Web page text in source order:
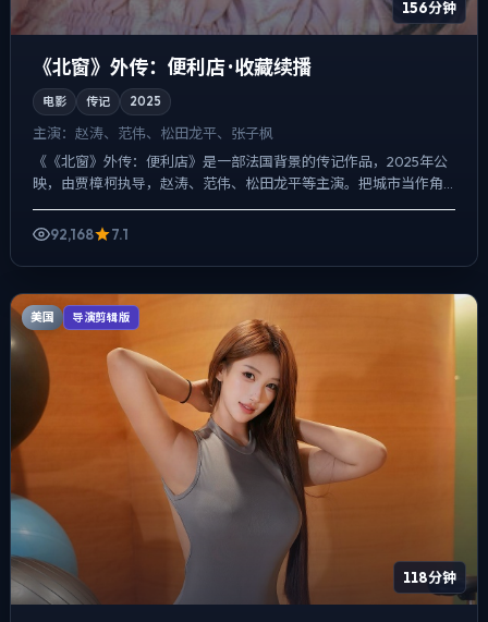
156分钟
《北窗》外传：便利店 · 收藏续播
电影 传记 2025
主演： 赵涛、范伟、松田龙平、张子枫
《《北窗》外传：便利店》是一部法国背景的传记作品，2025年公
映，由贾樟柯执导，赵涛、范伟、松田龙平等主演。把城市当作角
色来写，夜景与雨声贯穿全片，真相并非一次性抛出，而是在对...
92,168
7.1
美国 导演剪辑版
118分钟